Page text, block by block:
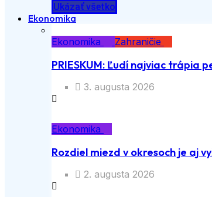
Ukázať všetko
Ekonomika
Ekonomika
Zahraničie
PRIESKUM: Ľudí najviac trápia
3. augusta 2026
Ekonomika
Rozdiel miezd v okresoch je aj
2. augusta 2026